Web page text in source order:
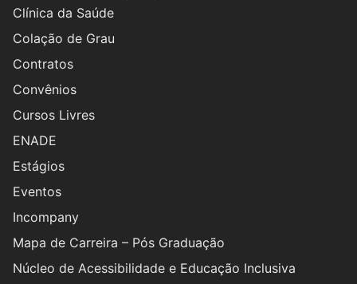
Clínica da Saúde
Colação de Grau
Contratos
Convênios
Cursos Livres
ENADE
Estágios
Eventos
Incompany
Mapa de Carreira – Pós Graduação
Núcleo de Acessibilidade e Educação Inclusiva